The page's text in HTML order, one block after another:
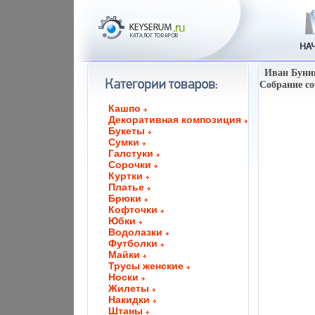
Кашпо
Декоративная композиция
Букеты
Сумки
Галстуки
Сорочки
Куртки
Платье
Брюки
Кофточки
Юбки
Водолазки
Футболки
Майки
Трусы женские
Носки
Жилеты
Накидки
Штаны
Иван
Собрание